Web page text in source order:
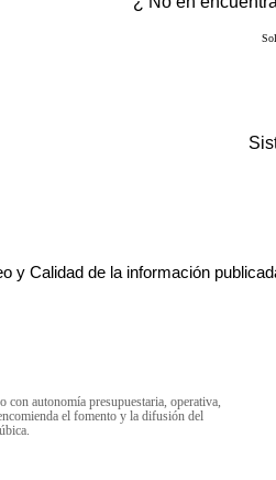
y Calidad de la información
autonomía presupuestaria, operativa,
el fomento y la difusión del